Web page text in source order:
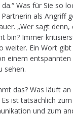
Was für Sie so
als Angriff
„Wer sagt denn,
bin? Immer
weiter. Ein Wort gibt
einem entspannten
sehen.
das? Was läuft an
ist tatsächlich
und zum